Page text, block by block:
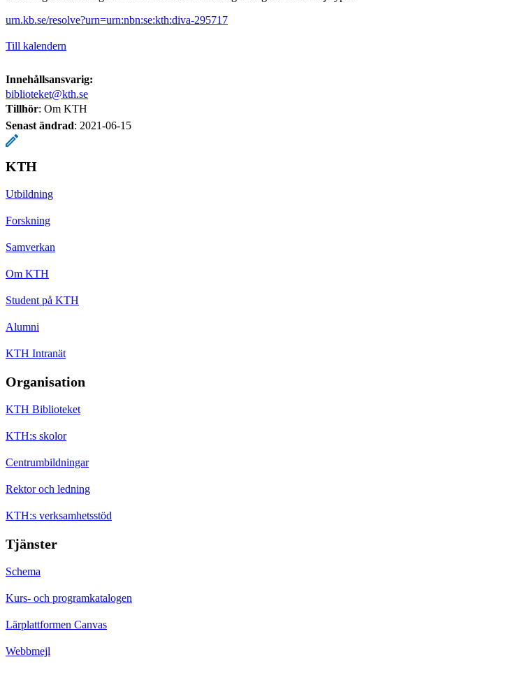
urn.kb.se/resolve?urn=urn:nbn:se:kth:diva-295717
Till kalendern
Innehållsansvarig:
biblioteket@kth.se
Tillhör: Om KTH
Senast ändrad: 2021-06-15
KTH
Utbildning
Forskning
Samverkan
Om KTH
Student på KTH
Alumni
KTH Intranät
Organisation
KTH Biblioteket
KTH:s skolor
Centrumbildningar
Rektor och ledning
KTH:s verksamhetsstöd
Tjänster
Schema
Kurs- och programkatalogen
Lärplattformen Canvas
Webbmejl